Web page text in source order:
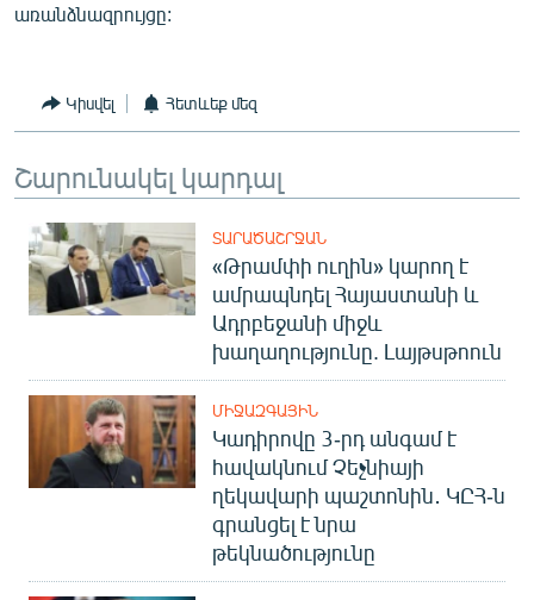
առանձնազրույցը:
Կիսվել Հետևեք մեզ
Շարունակել կարդալ
ՏԱՐԱԾԱՇՐՋԱՆ
«Թրամփի ուղին» կարող է
ամրապնդել Հայաստանի և
Ադրբեջանի միջև
խաղաղությունը. Լայթսթոուն
ՄԻՋԱԶԳԱՅԻՆ
Կադիրովը 3-րդ անգամ է
հավակնում Չեչնիայի
ղեկավարի պաշտոնին․ ԿԸՀ-ն
գրանցել է նրա
թեկնածությունը